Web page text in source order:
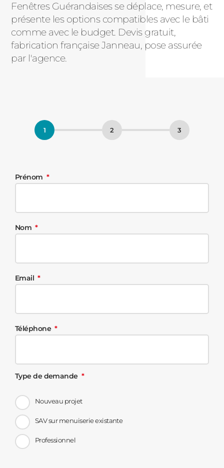
Fenêtres Guérandaises se déplace, mesure, et
présente les options compatibles avec le bâti
comme avec le budget. Devis gratuit,
fabrication française Janneau, pose assurée
par l'agence.
Prénom
Nom
Email
Téléphone
Type de demande
Nouveau projet
SAV sur menuiserie existante
Professionnel